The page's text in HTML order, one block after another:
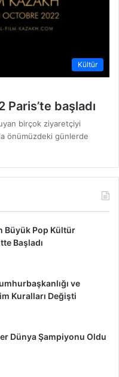
Kültür
başladı
birçok ziyaretçiyi
önümüzdeki günlerde
Büyük Pop Kültür
Başladı
ve
Kuralları Değişti
Dünya Şampiyonu Oldu